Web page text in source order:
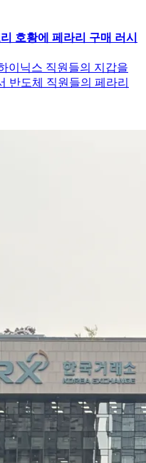
호황에 페라리 구매 러시
이닉스 직원들의 지갑을
반도체 직원들의 페라리